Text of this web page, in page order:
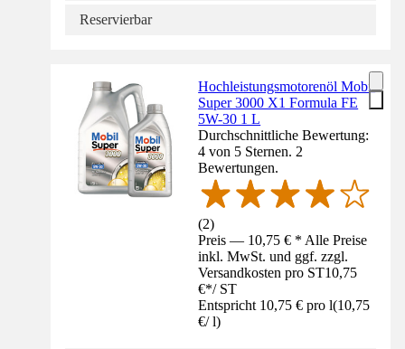
Reservierbar
Hochleistungsmotorenöl Mobil
Super 3000 X1 Formula FE
5W-30 1 L
Durchschnittliche Bewertung:
4 von 5 Sternen. 2
Bewertungen.
(2)
Preis — 10,75 € * Alle Preise
inkl. MwSt. und ggf. zzgl.
Versandkosten pro ST10,75
€*/ ST
Entspricht 10,75 € pro l(10,75
€/ l)